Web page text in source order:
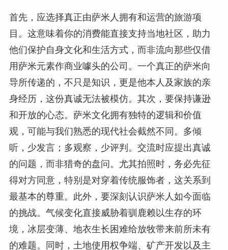
首先，应选择真正由萨米人拥有和运营的旅游项
目。这意味着你的消费能直接支持当地社区，助力
他们保护自身文化和生活方式，而非流向那些仅借
用萨米元素作商业噱头的公司。一个真正的萨米向
导所传递的，不只是知识，更是他本人及家族的亲
身经历，这份真诚无法被模仿。其次，要保持谦逊
和开放的心态。萨米文化拥有独特的逻辑和价值
观，可能与我们熟悉的现代社会截然不同。多倾
听，少发言；多观察，少评判。交流时应提出真诚
的问题，而非猎奇的盘问。尤其拍照时，务必先征
得对方同意，特别是对穿着传统服饰者，这关系到
最基本的尊重。此外，要深刻认识萨米人如今面临
的挑战。气候变化直接威胁着驯鹿赖以生存的环
境，冰层变薄、地衣生长困难给放牧带来前所未有
的难题。同时，土地使用权争端、矿产开发以及主